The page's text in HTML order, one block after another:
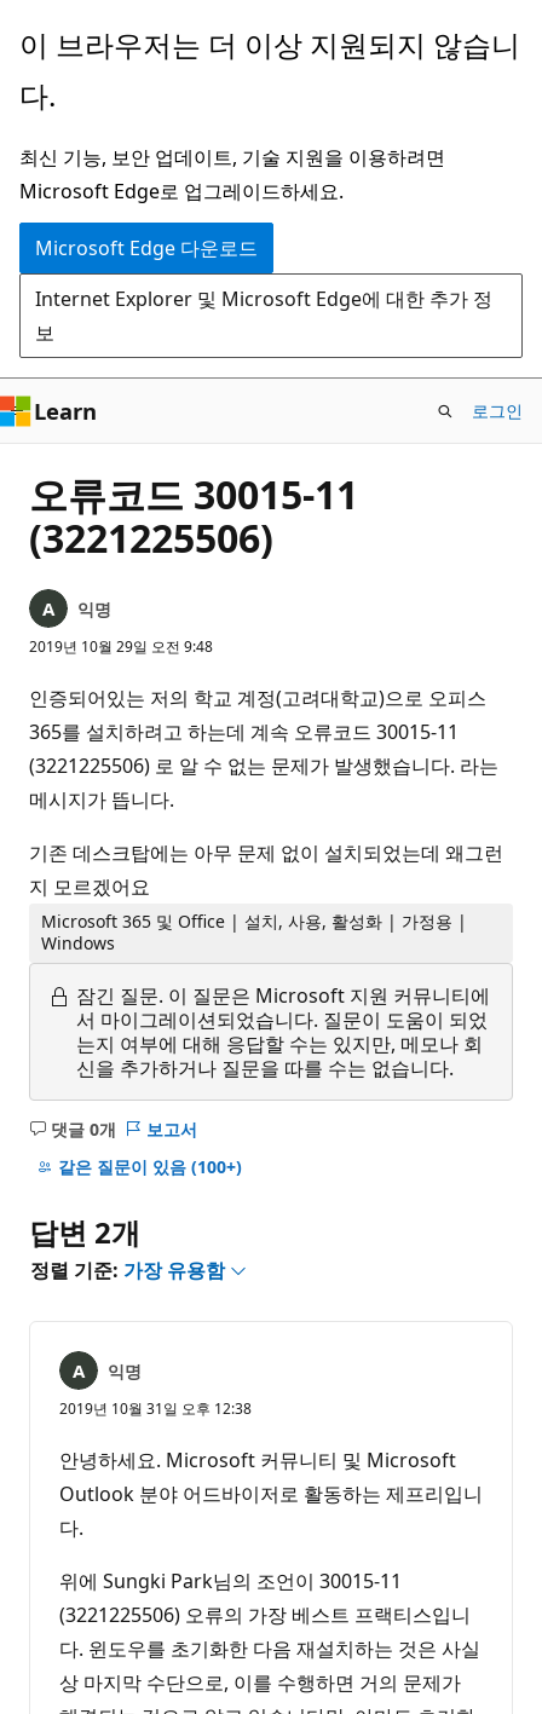
주
콘
츠
로
건
너
뛰
기
이 브라우저는 더 이상 지원되지 않습니
다.
최신 기능, 보안 업데이트, 기술 지원을 이용하려면
Microsoft Edge로 업그레이드하세요.
Microsoft Edge 다운로드
Internet Explorer 및 Microsoft Edge에 대한 추가 정
보
Learn 로그인
오류코드 30015-11
(3221225506)
익명
2019년 10월 29일 오전 9:48
인증되어있는 저의 학교 계정(고려대학교)으로 오피스
365를 설치하려고 하는데 계속 오류코드 30015-11
(3221225506) 로 알 수 없는 문제가 발생했습니다. 라는
메시지가 뜹니다.
기존 데스크탑에는 아무 문제 없이 설치되었는데 왜그런
지 모르겠어요
Microsoft 365 및 Office | 설치, 사용, 활성화 | 가정용 |
Windows
잠긴 질문. 이 질문은 Microsoft 지원 커뮤니티에
서 마이그레이션되었습니다. 질문이 도움이 되었
는지 여부에 대해 응답할 수는 있지만, 메모나 회
신을 추가하거나 질문을 따를 수는 없습니다.
댓글 0개
설
명
음
보고서
같은 질문이 있음 (100+)
답변 2개
정렬 기준: 가장 유용함
익명
2019년 10월 31일 오후 12:38
안녕하세요. Microsoft 커뮤니티 및 Microsoft
Outlook 분야 어드바이저로 활동하는 제프리입니
다.
위에 Sungki Park님의 조언이 30015-11
(3221225506) 오류의 가장 베스트 프랙티스입니
다. 윈도우를 초기화한 다음 재설치하는 것은 사실
상 마지막 수단으로, 이를 수행하면 거의 문제가